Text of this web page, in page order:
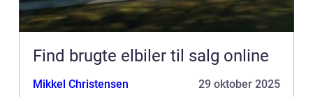
Find brugte elbiler til salg online
Mikkel Christensen 29 oktober 2025